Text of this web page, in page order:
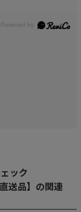
ック
送品】の関連